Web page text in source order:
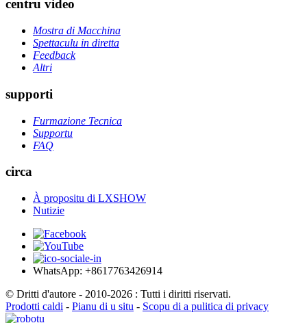
centru video
Mostra di Macchina
Spettaculu in diretta
Feedback
Altri
supporti
Furmazione Tecnica
Supportu
FAQ
circa
À propositu di LXSHOW
Nutizie
WhatsApp: +8617763426914
© Dritti d'autore - 2010-2026 : Tutti i diritti riservati.
Prodotti caldi - Pianu di u situ - Scopu di a pulitica di privacy